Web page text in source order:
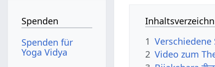
1
2 Video zum
Spenden
Spenden für
Yoga Vidya